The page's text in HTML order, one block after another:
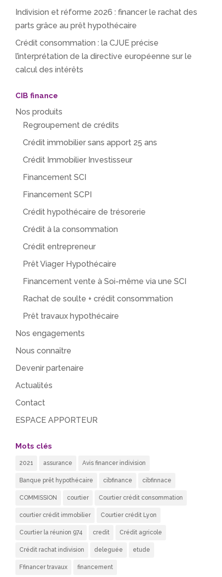
Indivision et réforme 2026 : financer le rachat des
parts grâce au prêt hypothécaire
Crédit consommation : la CJUE précise
l’interprétation de la directive européenne sur le
calcul des intérêts
CIB finance
Nos produits
Regroupement de crédits
Crédit immobilier sans apport 25 ans
Crédit Immobilier Investisseur
Financement SCI
Financement SCPI
Crédit hypothécaire de trésorerie
Crédit à la consommation
Crédit entrepreneur
Prêt Viager Hypothécaire
Financement vente à Soi-même via une SCI
Rachat de soulte + crédit consommation
Prêt travaux hypothécaire
Nos engagements
Nous connaître
Devenir partenaire
Actualités
Contact
ESPACE APPORTEUR
Mots clés
2021 assurance Avis financer indivision
Banque prêt hypothécaire cibfinance cibfinnace
COMMISSION courtier Courtier crédit consommation
courtier crédit immobilier Courtier crédit Lyon
Courtier la réunion 974 credit Crédit agricole
Crédit rachat indivision deleguée etude
Ffinancer travaux financement